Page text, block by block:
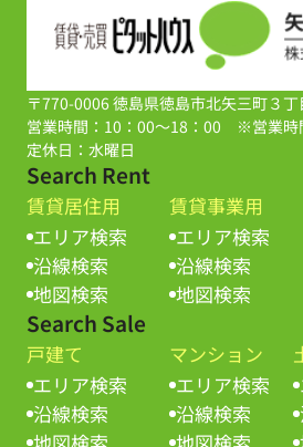
〒770-0006 徳島県徳島市北矢三町３丁
営業時間：10：00～18：00 ※営業時
定休日：水曜日
Search Rent
賃貸居住用
エリア検索
沿線検索
地図検索
賃貸事業用
エリア検索
沿線検索
地図検索
Search Sale
戸建て
エリア検索
沿線検索
マンション
エリア検索
沿線検索